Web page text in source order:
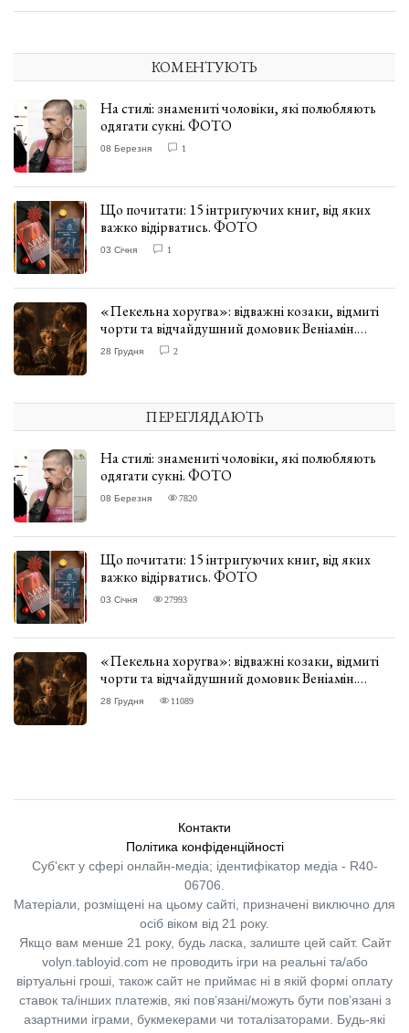
КОМЕНТУЮТЬ
На стилі: знамениті чоловіки, які полюбляють
одягати сукні. ФОТО
08 Березня 1
Що почитати: 15 інтригуючих книг, від яких
важко відірватись. ФОТО
03 Січня 1
«Пекельна хоругва»: відважні козаки, відмиті
чорти та відчайдушний домовик Веніамін.
ВІДГУК
28 Грудня 2
ПЕРЕГЛЯДАЮТЬ
На стилі: знамениті чоловіки, які полюбляють
одягати сукні. ФОТО
08 Березня 7820
Що почитати: 15 інтригуючих книг, від яких
важко відірватись. ФОТО
03 Січня 27993
«Пекельна хоругва»: відважні козаки, відмиті
чорти та відчайдушний домовик Веніамін.
ВІДГУК
28 Грудня 11089
Контакти
Політика конфіденційності
Суб'єкт у сфері онлайн-медіа; ідентифікатор медіа - R40-
06706.
Матеріали, розміщені на цьому сайті, призначені виключно для
осіб віком від 21 року.
Якщо вам менше 21 року, будь ласка, залиште цей сайт. Сайт
volyn.tabloyid.com не проводить ігри на реальні та/або
віртуальні гроші, також сайт не приймає ні в якій формі оплату
ставок та/інших платежів, які пов’язані/можуть бути пов’язані з
азартними іграми, букмекерами чи тоталізаторами. Будь-які